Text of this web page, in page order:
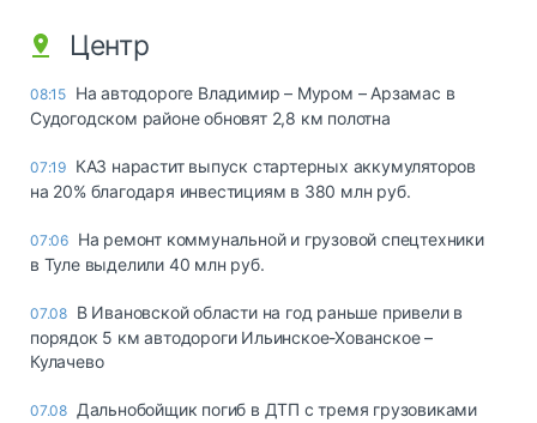
Центр
08:15 На автодороге Владимир – Муром – Арзамас в
Судогодском районе обновят 2,8 км полотна
07:19 КАЗ нарастит выпуск стартерных аккумуляторов
на 20% благодаря инвестициям в 380 млн руб.
07:06 На ремонт коммунальной и грузовой спецтехники
в Туле выделили 40 млн руб.
07.08 В Ивановской области на год раньше привели в
порядок 5 км автодороги Ильинское-Хованское –
Кулачево
07.08 Дальнобойщик погиб в ДТП с тремя грузовиками